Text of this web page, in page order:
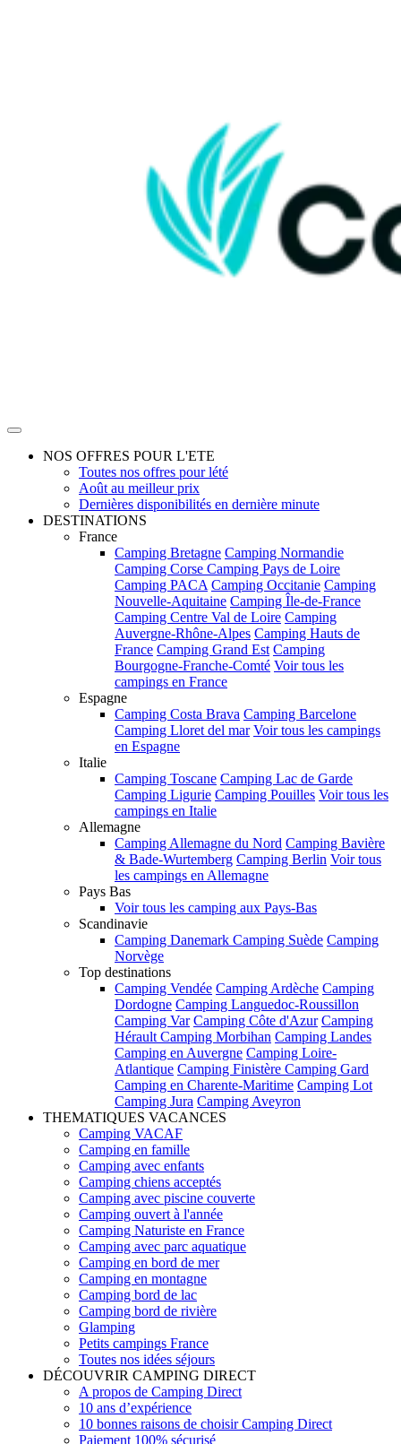
NOS OFFRES POUR L'ETE
Toutes nos offres pour lété
Août au meilleur prix
Dernières disponibilités en dernière minute
DESTINATIONS
France
Camping Bretagne Camping Normandie
Camping Corse Camping Pays de Loire
Camping PACA Camping Occitanie Camping
Nouvelle-Aquitaine Camping Île-de-France
Camping Centre Val de Loire Camping
Auvergne-Rhône-Alpes Camping Hauts de
France Camping Grand Est Camping
Bourgogne-Franche-Comté Voir tous les
campings en France
Espagne
Camping Costa Brava Camping Barcelone
Camping Lloret del mar Voir tous les campings
en Espagne
Italie
Camping Toscane Camping Lac de Garde
Camping Ligurie Camping Pouilles Voir tous les
campings en Italie
Allemagne
Camping Allemagne du Nord Camping Bavière
& Bade-Wurtemberg Camping Berlin Voir tous
les campings en Allemagne
Pays Bas
Voir tous les camping aux Pays-Bas
Scandinavie
Camping Danemark Camping Suède Camping
Norvège
Top destinations
Camping Vendée Camping Ardèche Camping
Dordogne Camping Languedoc-Roussillon
Camping Var Camping Côte d'Azur Camping
Hérault Camping Morbihan Camping Landes
Camping en Auvergne Camping Loire-
Atlantique Camping Finistère Camping Gard
Camping en Charente-Maritime Camping Lot
Camping Jura Camping Aveyron
THEMATIQUES VACANCES
Camping VACAF
Camping en famille
Camping avec enfants
Camping chiens acceptés
Camping avec piscine couverte
Camping ouvert à l'année
Camping Naturiste en France
Camping avec parc aquatique
Camping en bord de mer
Camping en montagne
Camping bord de lac
Camping bord de rivière
Glamping
Petits campings France
Toutes nos idées séjours
DÉCOUVRIR CAMPING DIRECT
A propos de Camping Direct
10 ans d’expérience
10 bonnes raisons de choisir Camping Direct
Paiement 100% sécurisé